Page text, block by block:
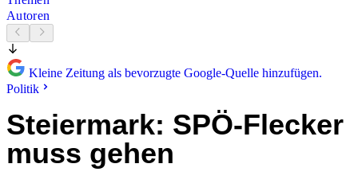
Autoren
Kleine Zeitung als bevorzugte Google-Quelle hinzufügen.
Politik
Steiermark: SPÖ-Flecker
muss gehen